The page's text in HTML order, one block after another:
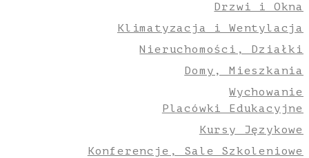
Drzwi i Okna
Klimatyzacja i Wentylacja
Nieruchomości, Działki
Domy, Mieszkania
Wychowanie
Placówki Edukacyjne
Kursy Językowe
Konferencje, Sale Szkoleniowe